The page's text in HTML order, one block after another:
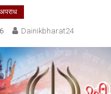
अपराध
Dainikbharat24